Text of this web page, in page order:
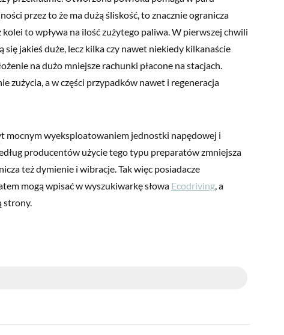
przez to że ma dużą śliskość, to znacznie ogranicza
to wpływa na ilość zużytego paliwa. W pierwszej chwili
się jakieś duże, lecz kilka czy nawet niekiedy kilkanaście
na dużo mniejsze rachunki płacone na stacjach.
zużycia, a w części przypadków nawet i regeneracja
mocnym wyeksploatowaniem jednostki napędowej i
producentów użycie tego typu preparatów zmniejsza
też dymienie i wibracje. Tak więc posiadacze
mogą wpisać w wyszukiwarkę słowa Ecodriving, a
strony.